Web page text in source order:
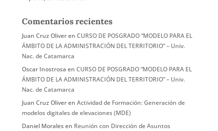
Comentarios recientes
Juan Cruz Oliveren CURSO DE POSGRADO “MODELO PARA EL
ÁMBITO DE LA ADMINISTRACIÓN DEL TERRITORIO” – Univ.
Nac. de Catamarca
Oscar Inostrosa en CURSO DE POSGRADO “MODELO PARA EL
ÁMBITO DE LA ADMINISTRACIÓN DEL TERRITORIO” – Univ.
Nac. de Catamarca
Juan Cruz Oliveren Actividad de Formación: Generación de
modelos digitales de elevaciones (MDE)
Daniel Moralesen Reunión con Dirección de Asuntos